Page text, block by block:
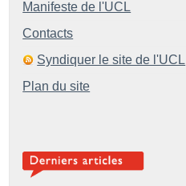
Manifeste de l'UCL
Contacts
Syndiquer le site de l'UCL
Plan du site